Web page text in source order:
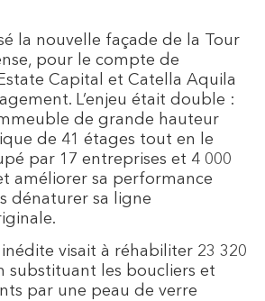
la nouvelle façade de la Tour
pour le compte de
Capital et Catella Aquila
L’enjeu était double :
de grande hauteur
de 41 étages tout en le
par 17 entreprises et 4 000
améliorer sa performance
dénaturer sa ligne
visait à réhabiliter 23 320
substituant les boucliers et
par une peau de verre